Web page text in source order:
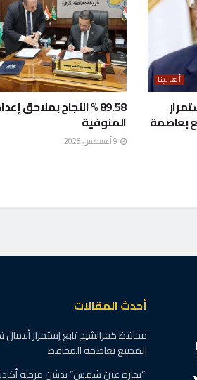
أهالينا
بعاصمة
89.58 % النجاح بملاحق
المنوفية
أحدث المقالات
محافظ كفرالشيخ تابع إستمرار أعمال
المصنع بعاصمة المحافظ
“تجارة عين شمس” تدشن مرحلة